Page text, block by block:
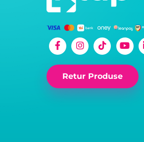
Retur Produse